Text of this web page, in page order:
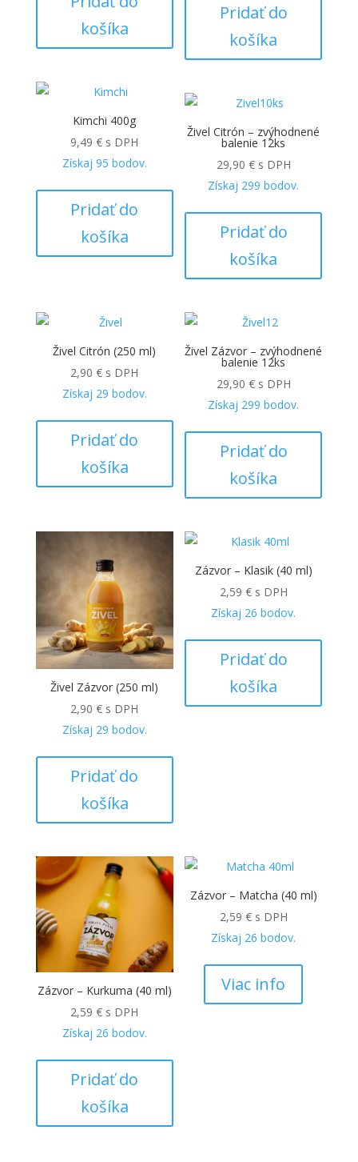
košíka
Pridať do
košíka
Kimchi 400g
9,49€ s DPH
Získaj 95 bodov.
Pridať do
košíka
Živel Citrón – zvýhodnené
balenie 12ks
29,90 € s DPH
Získaj 299 bodov.
Pridať do
košíka
Živel Citrón (250 ml)
2,90€ s DPH
Získaj 29 bodov.
Pridať do
košíka
Živel Zázvor – zvýhodnené
balenie 12ks
29,90 € s DPH
Získaj 299 bodov.
Pridať do
košíka
Živel Zázvor (250 ml)
2,90€ s DPH
Získaj 29 bodov.
Pridať do
košíka
Zázvor – Klasik (40 ml)
2,59 € s DPH
Získaj 26 bodov.
Pridať do
košíka
Zázvor – Kurkuma (40 ml)
2,59€ s DPH
Získaj 26 bodov.
Pridať do
košíka
Zázvor – Matcha (40 ml)
2,59 € s DPH
Získaj 26 bodov.
Viac info